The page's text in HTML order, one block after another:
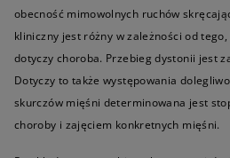
obecność mimowolnych ruchów
kliniczny jest różny w zależności od
dotyczy choroba. Przebieg dystonii jest
Dotyczy to także występowania
skurczów mięśni determinowana jest
choroby i zajęciem konkretnych mięśni.